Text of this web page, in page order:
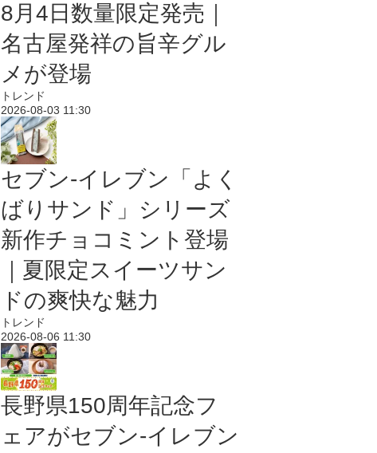
8月4日数量限定発売｜
名古屋発祥の旨辛グル
メが登場
トレンド
2026-08-03 11:30
セブン‐イレブン「よく
ばりサンド」シリーズ
新作チョコミント登場
｜夏限定スイーツサン
ドの爽快な魅力
トレンド
2026-08-06 11:30
長野県150周年記念フ
ェアがセブン-イレブン